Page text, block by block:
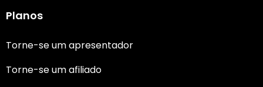
Planos
Torne-se um apresentador
Torne-se um afiliado